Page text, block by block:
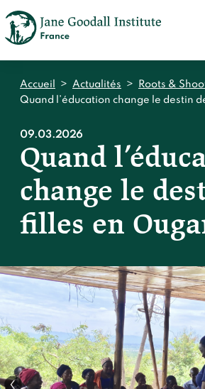
PRESSE
Qui sommes-nous ?
Accueil
Jane Goodall
Le Jane Goodall Institute France
Nos documents
Notre impact
Accueil
Nos actions sur le terrain en
Nos histoires
Les histoires du docteur Jane
Témoignages du terrain
Vies de primates
Les héros du JGI France
S'engager
Accueil
Devenir membre du "Cercle des
Faire un don
Devenir Chimp Guardian
UN
Accueil > Actualités > Roots &
Quand l’éducation change le destin
09.03.2026
Quand
change le
filles en